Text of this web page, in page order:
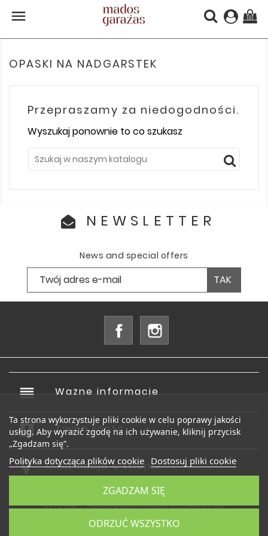
 (0)
OPASKI NA NADGARSTEK
Przepraszamy za niedogodności.
Wyszukaj ponownie to co szukasz
NEWSLETTER
News and special offers
Facebook
reorder Ważne informacje
account_box Twoje konto 
Informacja o sklepie
Ta strona wykorzystuje pliki cookie w celu poprawy jakości
usług. Aby wyrazić zgodę na ich używanie, kliknij przycisk
„Zgadzam się”.
Polityka dotycząca plików cookie Dostosuj pliki cookie
ODRZUĆ WSZYSTKO
ZGADZAM SIĘ
© 2026 - Oprogramowanie e-sklepu od
PrestaShop™